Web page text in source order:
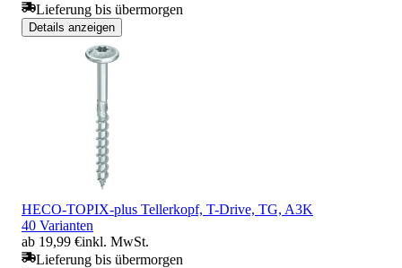
Lieferung bis übermorgen
Details anzeigen
HECO-TOPIX-plus Tellerkopf, T-Drive, TG, A3K
40 Varianten
ab 19,99 €inkl. MwSt.
Lieferung bis übermorgen